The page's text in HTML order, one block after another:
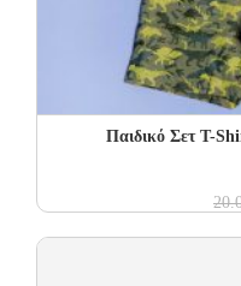
Παιδικό Σετ Τ-